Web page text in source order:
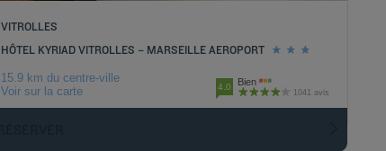
VITROLLES
HÔTEL KYRIAD VITROLLES – MARSEILLE AEROPORT
15.9 km du centre-ville
Voir sur la carte
4.0 Bien
1041 avis